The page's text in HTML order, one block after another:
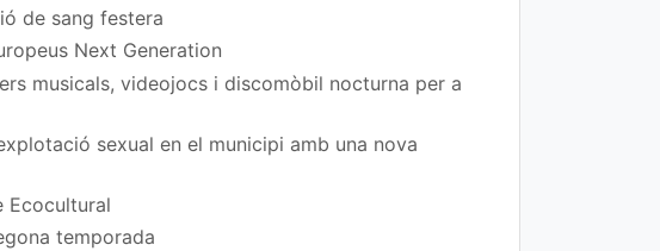
de sang festera
Next Generation
musicals, videojocs i discomòbil nocturna per a
sexual en el municipi amb una nova
Ecocultural
temporada